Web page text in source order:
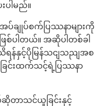
ါမည်။
အပ်ချုပ်စက်ပြဿနာများကို
ြစ်ပါတယ်။ အဆိုပါတစ်ခါ
န်နှင့်ပိုမြန်သငျသညျအစ
ြင်းထက်သင့်ရဲ့ပြဿနာ
တာသင်ယူခြင်းနှင့်